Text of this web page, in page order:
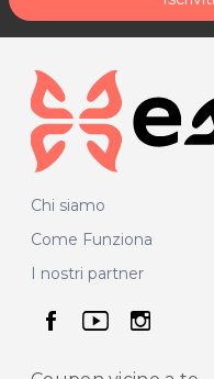
Chi siamo
Come Funziona
I nostri partner
seguici su
seguici